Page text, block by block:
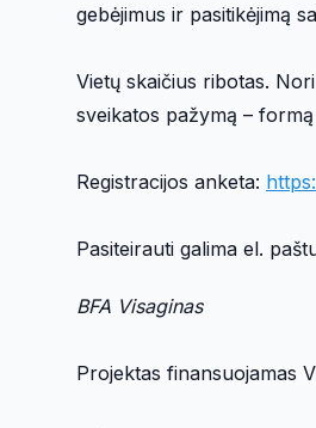
gebėjimus ir pasitikėjimą
Vietų skaičius ribotas.
sveikatos pažymą –
Registracijos anketa:
Pasiteirauti galima el.
BFA Visaginas
Projektas finansuojamas